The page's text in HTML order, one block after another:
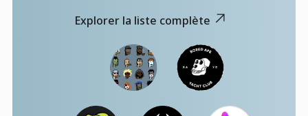
Explorer la liste complète